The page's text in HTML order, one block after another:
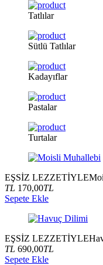
Tatlılar
Sütlü Tatlılar
Kadayıflar
Pastalar
Turtalar
EŞSİZ LEZZETİYLE
TL 170,00TL
Sepete Ekle
EŞSİZ LEZZETİYLE
TL 690,00TL
Sepete Ekle